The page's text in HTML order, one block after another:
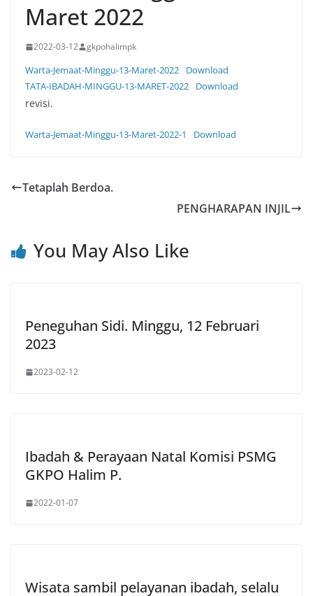
Maret 2022
2022-03-12 gkpohalimpk
Warta-Jemaat-Minggu-13-Maret-2022
Download
TATA-IBADAH-MINGGU-13-MARET-2022
Download
revisi.
Warta-Jemaat-Minggu-13-Maret-2022-1 Download
Tetaplah Berdoa.
PENGHARAPAN INJIL
You May Also Like
Peneguhan Sidi. Minggu, 12 Februari
2023
2023-02-12
Ibadah & Perayaan Natal Komisi PSMG
GKPO Halim P.
2022-01-07
Wisata sambil pelayanan ibadah, selalu